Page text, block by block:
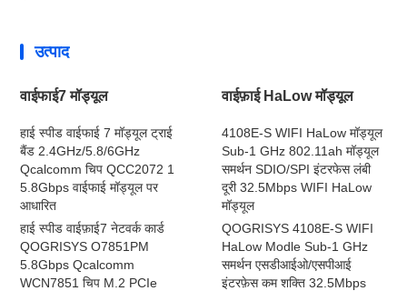
उत्पाद
वाईफाई7 मॉड्यूल
हाई स्पीड वाईफाई 7 मॉड्यूल ट्राई
बैंड 2.4GHz/5.8/6GHz
Qcalcomm चिप QCC2072 1
5.8Gbps वाईफाई मॉड्यूल पर
आधारित
हाई स्पीड वाईफ़ाई7 नेटवर्क कार्ड
QOGRISYS O7851PM
5.8Gbps Qcalcomm
WCN7851 चिप M.2 PCIe
वाईफ़ाई HaLow मॉड्यूल
4108E-S WIFI HaLow मॉड्यूल
Sub-1 GHz 802.11ah मॉड्यूल
समर्थन SDIO/SPI इंटरफेस लंबी
दूरी 32.5Mbps WIFI HaLow
मॉड्यूल
QOGRISYS 4108E-S WIFI
HaLow Modle Sub-1 GHz
समर्थन एसडीआईओ/एसपीआई
इंटरफ़ेस कम शक्ति 32.5Mbps